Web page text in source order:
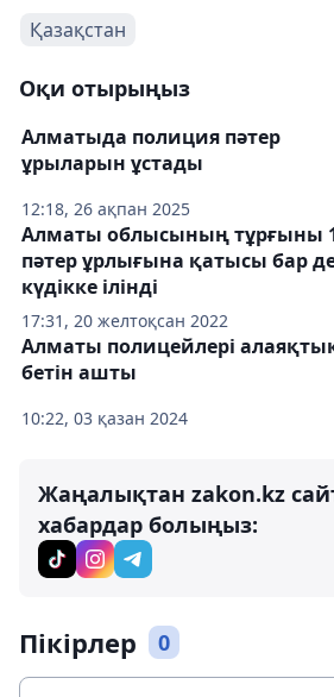
Қазақстан
Оқи отырыңыз
12:18, 26 ақпан 2025
Алматыда полиция пәтер
ұрыларын ұстады
17:31, 20 желтоқсан 2022
Алматы облысының тұрғыны
пәтер ұрлығына қатысы бар
күдікке ілінді
10:22, 03 қазан 2024
Алматы полицейлері
бетін ашты
Жаңалықтан zakon.kz
хабардар болыңыз:
Пікірлер 0